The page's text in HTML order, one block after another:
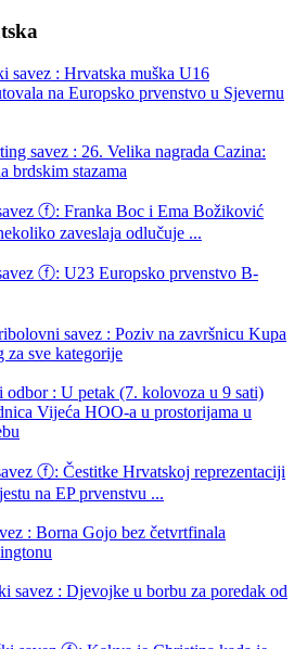
savez : Hrvatska muška U16
na Europsko prvenstvo u Sjevernu
savez : 26. Velika nagrada Cazina:
brdskim stazama
ⓕ: Franka Boc i Ema Božiković
zaveslaja odlučuje ...
ⓕ: U23 Europsko prvenstvo B-
savez : Poziv na završnicu Kupa
za sve kategorije
: U petak (7. kolovoza u 9 sati)
Vijeća HOO-a u prostorijama u
ⓕ: Čestitke Hrvatskoj reprezentaciji
na EP prvenstvu ...
: Borna Gojo bez četvrtfinala
savez : Djevojke u borbu za poredak od